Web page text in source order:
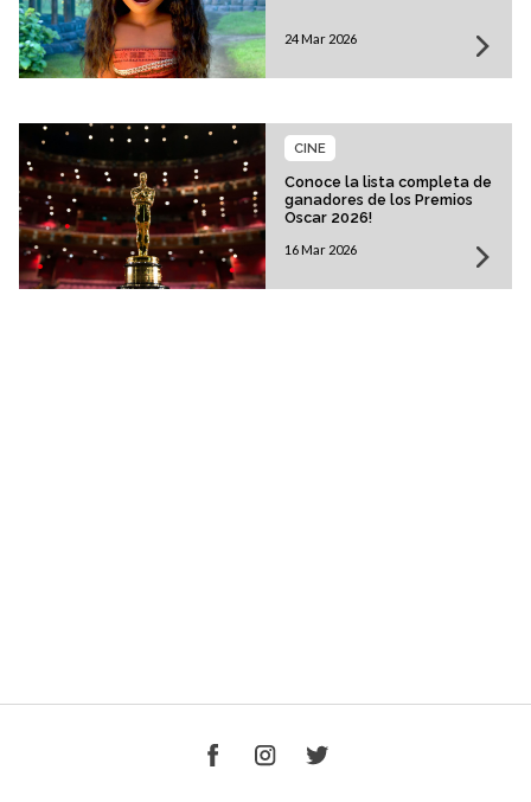
24 Mar 2026
Conoce la lista completa de
ganadores de los Premios
Oscar 2026!
CINE
16 Mar 2026